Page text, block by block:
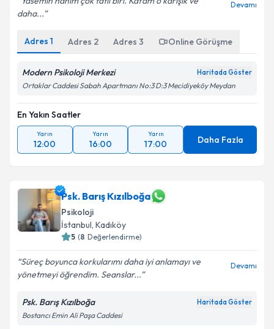
daha...
Devamı
Adres 1 Adres 2 Adres 3 Online Görüşme
Modern Psikoloji Merkezi Haritada Göster
Ortaklar Caddesi Sabah Apartmanı No:3 D:3 Mecidiyeköy Meydan
En Yakın Saatler
Yarın
12:00
Yarın
16:00
Yarın
17:00 Daha Fazla
Psk. Barış Kızılboğa
Psikoloji
İstanbul, Kadıköy
5 (8 Değerlendirme)
Süreç boyunca korkularımı daha iyi anlamayı ve
yönetmeyi öğrendim. Seanslar...
Devamı
Psk. Barış Kızılboğa Haritada Göster
Bostancı Emin Ali Paşa Caddesi